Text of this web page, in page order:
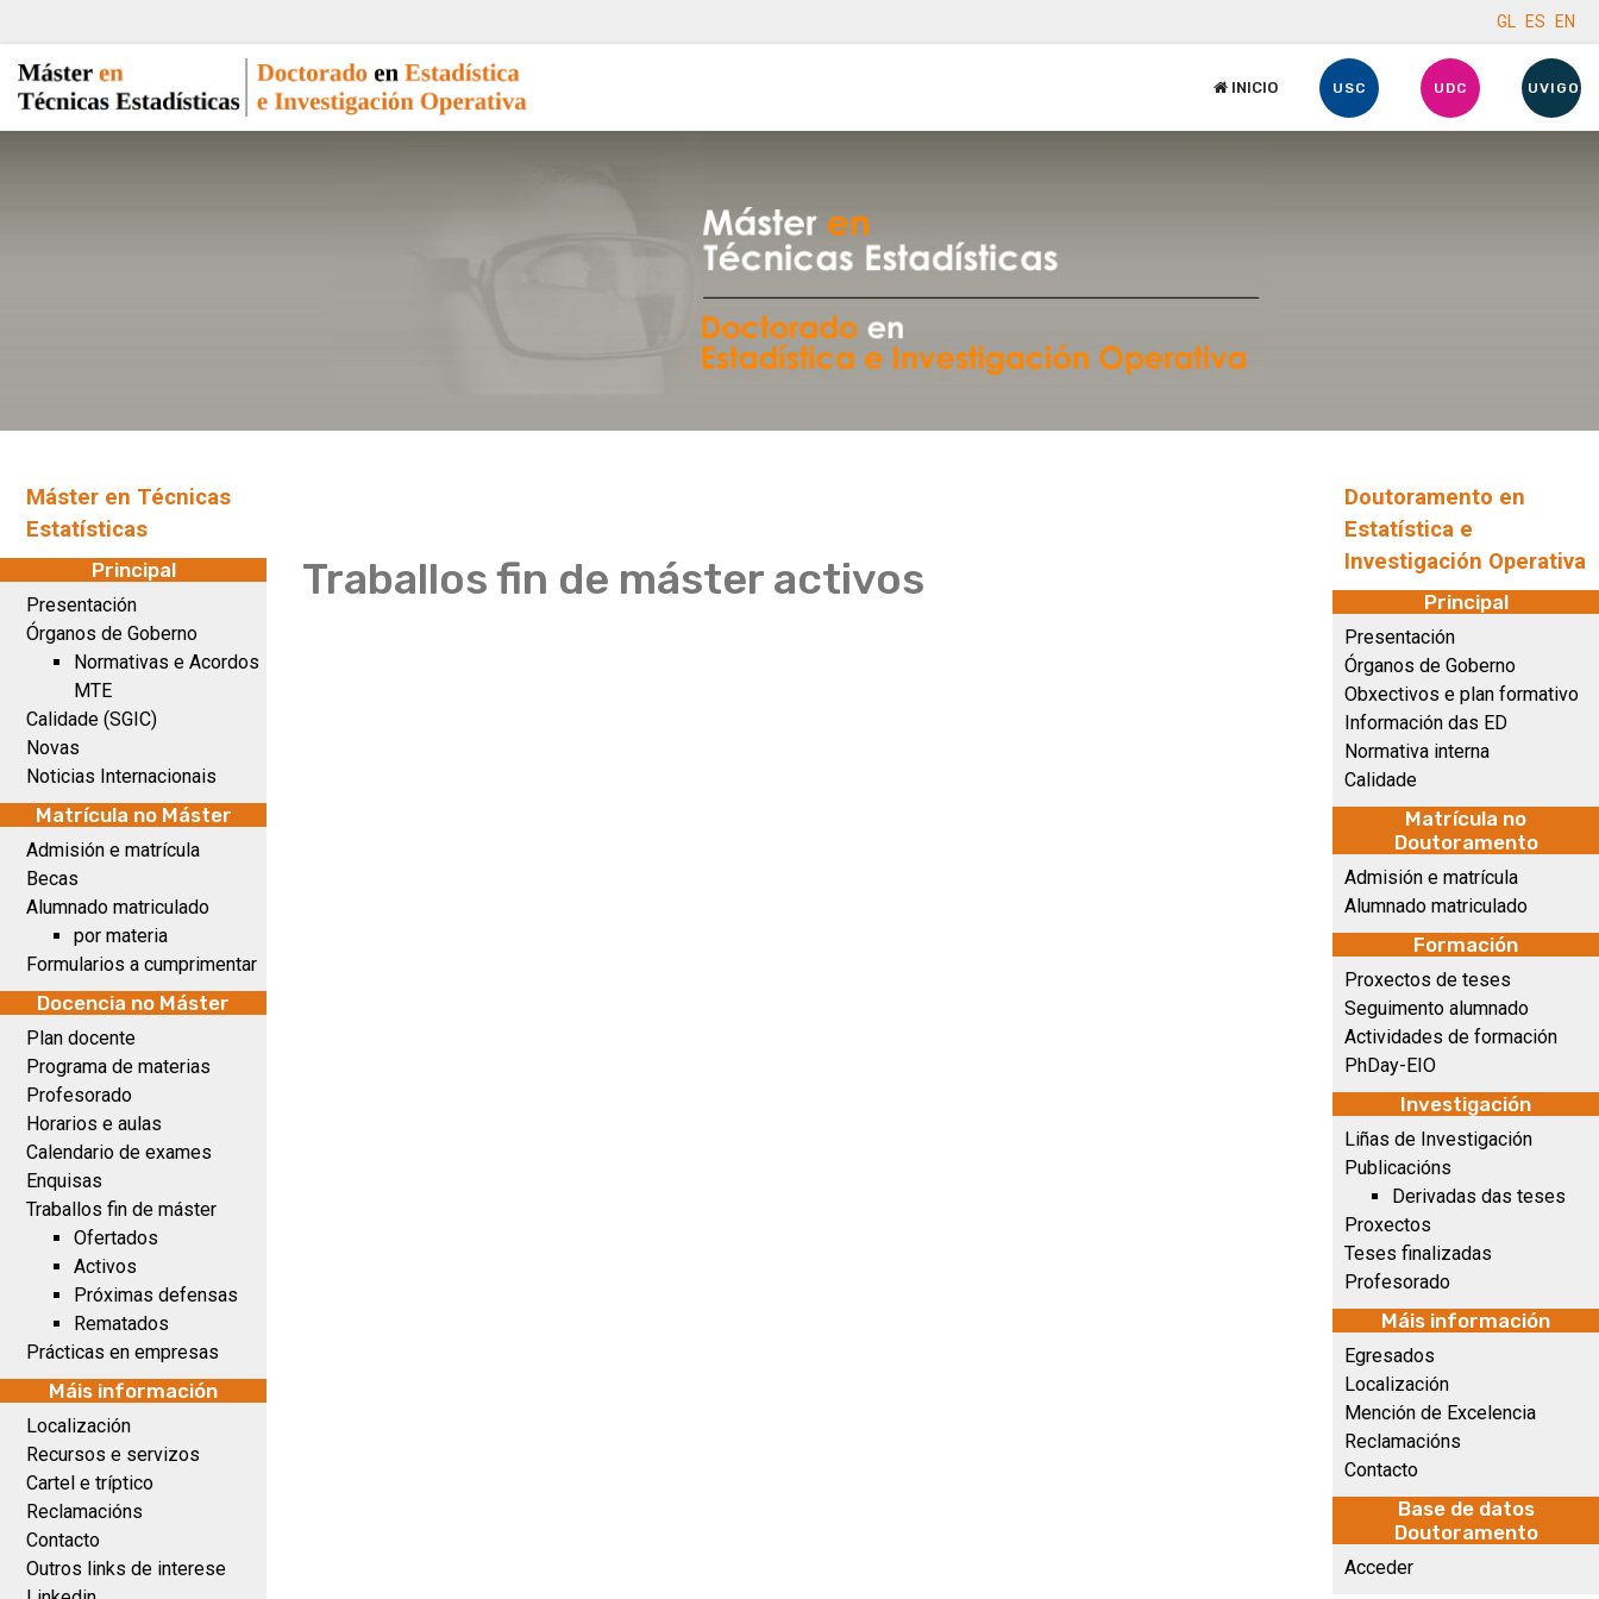
GL ES EN
INICIO USC UDC UVIGO
Máster en Técnicas
Estatísticas
Principal
Presentación
Órganos de Goberno
Normativas e Acordos
MTE
Calidade (SGIC)
Novas
Noticias Internacionais
Matrícula no Máster
Admisión e matrícula
Becas
Alumnado matriculado
por materia
Formularios a cumprimentar
Docencia no Máster
Plan docente
Programa de materias
Profesorado
Horarios e aulas
Calendario de exames
Enquisas
Traballos fin de máster
Ofertados
Activos
Próximas defensas
Rematados
Prácticas en empresas
Máis información
Localización
Recursos e servizos
Cartel e tríptico
Reclamacións
Contacto
Outros links de interese
Traballos fin de máster activos
Doutoramento en
Estatística e
Investigación Operativa
Principal
Presentación
Órganos de Goberno
Obxectivos e plan formativo
Información das ED
Normativa interna
Calidade
Matrícula no
Doutoramento
Admisión e matrícula
Alumnado matriculado
Formación
Proxectos de teses
Seguimento alumnado
Actividades de formación
PhDay-EIO
Investigación
Liñas de Investigación
Publicacións
Derivadas das teses
Proxectos
Teses finalizadas
Profesorado
Máis información
Egresados
Localización
Mención de Excelencia
Reclamacións
Contacto
Base de datos
Doutoramento
Acceder